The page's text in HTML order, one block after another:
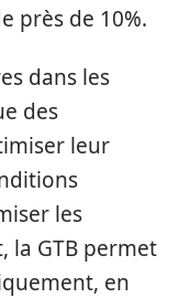
près de 10%.
dans les
des
leur
les
la GTB permet
en